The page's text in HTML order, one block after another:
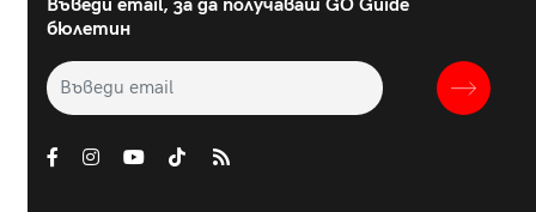
Въведи email, за да получаваш GO Guide
бюлетин